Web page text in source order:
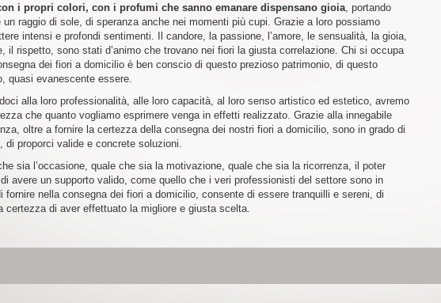
i propri colori, con i profumi che sanno emanare dispensano gioia, portando
un raggio di sole, di speranza anche nei momenti più cupi. Grazie a loro possiamo
intensi e profondi sentimenti. Il candore, la passione, l’amore, le sensualità, la gioia,
il rispetto, sono stati d’animo che trovano nei fiori la giusta correlazione. Chi si occupa
dei fiori a domicilio è ben conscio di questo prezioso patrimonio, di questo
quasi evanescente essere.
alla loro professionalità, alle loro capacità, al loro senso artistico ed estetico, avremo
che quanto vogliamo esprimere venga in effetti realizzato. Grazie alla innegabile
oltre a fornire la certezza della consegna dei nostri fiori a domicilio, sono in grado di
di proporci valide e concrete soluzioni.
sia l’occasione, quale che sia la motivazione, quale che sia la ricorrenza, il poter
avere un supporto valido, come quello che i veri professionisti del settore sono in
fornire nella consegna dei fiori a domicilio, consente di essere tranquilli e sereni, di
certezza di aver effettuato la migliore e giusta scelta.